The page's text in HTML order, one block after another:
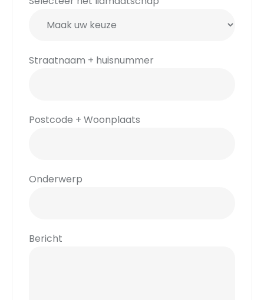
Straatnaam + huisnummer
Postcode + Woonplaats
Onderwerp
Bericht